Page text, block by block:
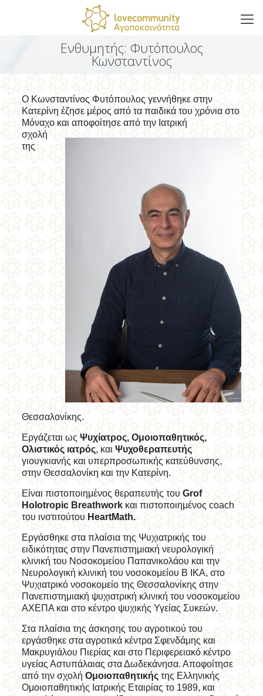
Ενθυμητής: Φυτόπουλος
Κωνσταντίνος
Ο Κωνσταντίνος Φυτόπουλος γεννήθηκε στην
Κατερίνη έζησε μέρος από τα παιδικά του χρόνια στο
Μόναχο και αποφοίτησε από την Ιατρική
σχολή
της
Θεσσαλονίκης.
Εργάζεται ως Ψυχίατρος, Ομοιοπαθητικός,
Ολιστικός ιατρός, και Ψυχοθεραπευτής
γιουγκιανής και υπερπροσωπικής κατεύθυνσης,
στην Θεσσαλονίκη και την Κατερίνη.
Είναι πιστοποιημένος θεραπευτής του Grof
Holotropic Breathworkκαι πιστοποιημένος coach
του ινστιτούτου HeartMath.
Εργάσθηκε στα πλαίσια της Ψυχιατρικής του
ειδικότητας στην Πανεπιστημιακή νευρολογική
κλινική του Νοσοκομείου Παπανικολάου και την
Νευρολογική κλινική του νοσοκομείου Β ΙΚΑ, στο
Ψυχιατρικό νοσοκομείο της Θεσσαλονίκης στην
Πανεπιστημιακή ψυχιατρική κλινική του νοσοκομείου
ΑΧΕΠΑ και στο κέντρο ψυχικής Υγείας Συκεών.
Στα πλαίσια της άσκησης του αγροτικού του
εργάσθηκε στα αγροτικά κέντρα Σφενδάμης και
Μακρυγιάλου Πιερίας και στο Περιφερειακό κέντρο
υγείας Αστυπάλαιας στα Δωδεκάνησα. Αποφοίτησε
από την σχολή Ομοιοπαθητικήςτης Ελληνικής
Ομοιοπαθητικής Ιατρικής Εταιρίας το 1989, και